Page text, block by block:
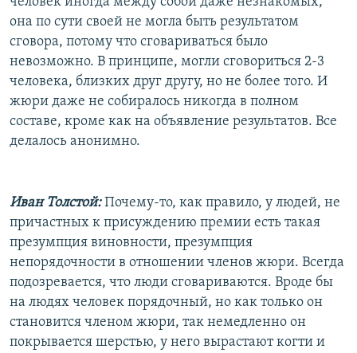
она по сути своей не могла быть результатом
сговора, потому что сговариваться было
невозможно. В принципе, могли сговориться 2-3
человека, близких друг другу, но не более того. И
жюри даже не собиралось никогда в полном
составе, кроме как на объявление результатов. Все
делалось анонимно.
Иван Толстой:Почему-то, как правило, у людей, не
причастных к присуждению премии есть такая
презумпция виновности, презумпция
непорядочности в отношении членов жюри. Всегда
подозревается, что люди сговариваются. Вроде бы
на людях человек порядочный, но как только он
становится членом жюри, так немедленно он
покрывается шерстью, у него вырастают когти и